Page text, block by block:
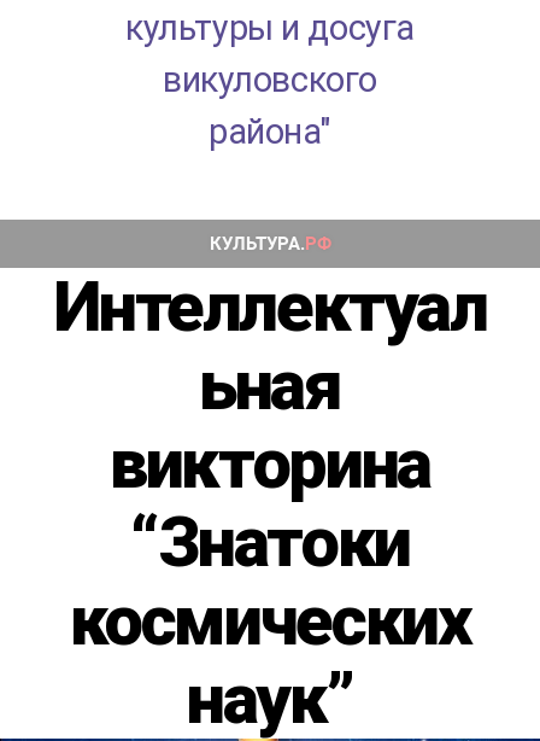
культуры и досуга
викуловского
района"
Интеллектуал
ьная
викторина
“Знатоки
космических
наук”